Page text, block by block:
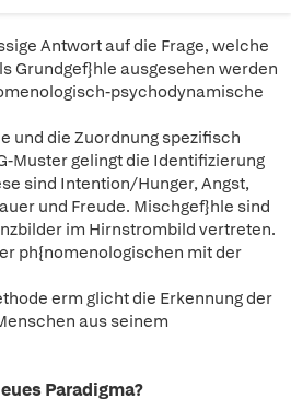
Antwort auf die Frage, welche
Grundgef}hle ausgesehen werden
psychodynamische
und die Zuordnung spezifisch
Muster gelingt die Identifizierung
sind Intention/Hunger, Angst,
und Freude. Mischgef}hle sind
im Hirnstrombild vertreten.
ph{nomenologischen mit der
erm glicht die Erkennung der
aus seinem
Paradigma?